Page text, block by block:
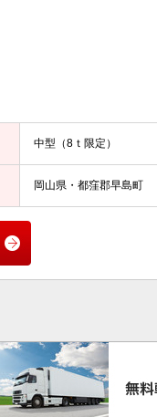
中型（8ｔ限定）
岡山県・都窪郡早島町